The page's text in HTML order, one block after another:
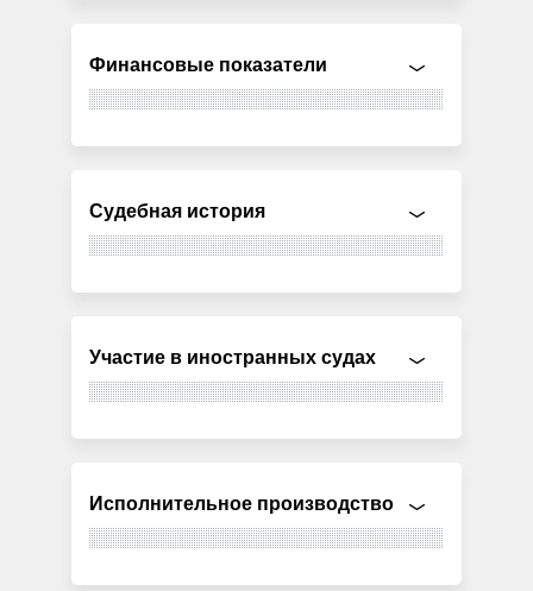
Финансовые показатели
Судебная история
Участие в иностранных судах
Исполнительное производство